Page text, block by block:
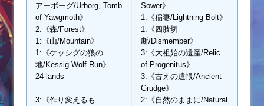
アーボーグ/Urborg, Tomb
of Yawgmoth》
2:《森/Forest》
1:《山/Mountain》
1:《ケッシグの狼の
地/Kessig Wolf Run》
24 lands
3:《作り変えるも
Sower》
1:《稲妻/Lightning Bolt》
1:《四肢切
断/Dismember》
3:《大祖始の遺産/Relic
of Progenitus》
3:《古えの遺恨/Ancient
Grudge》
2:《自然のままに/Natural